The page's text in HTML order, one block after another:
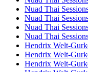
Nuad Thai
Nuad Thai
Nuad Thai
Nuad Thai
Hendrix Welt-
Hendrix Welt-
Hendrix Welt-